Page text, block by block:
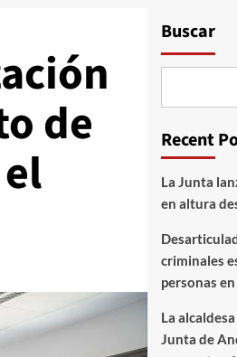
de
Buscar
Recent
La Junta
en altura
criminales
personas
La
Junta de